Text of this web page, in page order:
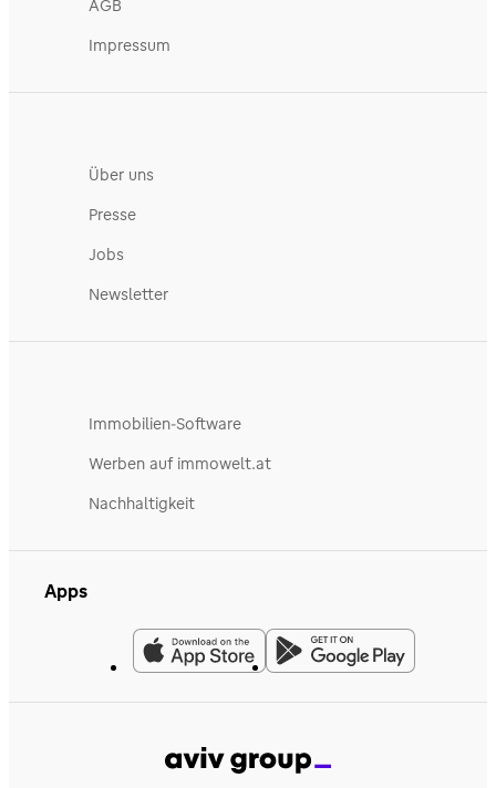
AGB
Impressum
Über uns
Presse
Jobs
Newsletter
Immobilien-Software
Werben auf immowelt.at
Nachhaltigkeit
Apps